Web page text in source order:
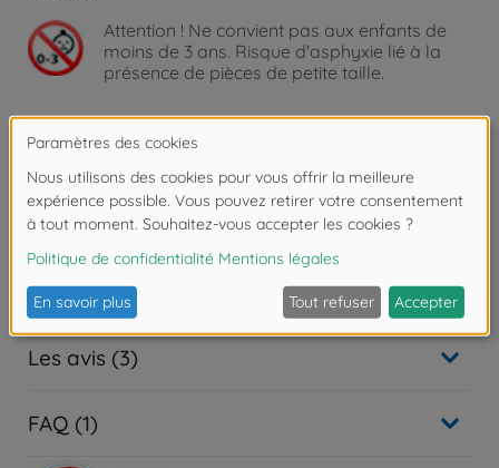
Attention ! Ne convient pas aux enfants de
moins de 3 ans. Risque d'asphyxie lié à la
présence de pièces de petite taille.
Détails
1:10 All Terrain 2WD set roues (4)
Les avis (3)
FAQ (1)